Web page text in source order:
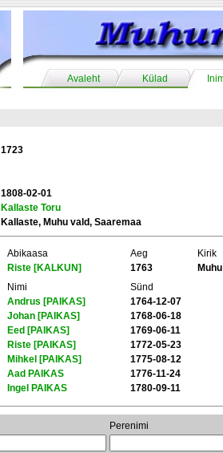
Avaleht Külad
1723
1808-02-01
Kallaste Toru
Kallaste, Muhu vald, Saaremaa
Abikaasa Aeg
Kirik
Riste [KALKUN]
1763
Muhu
Nimi
Sünd
Andrus [PAIKAS]
1764-12-07
Johan [PAIKAS]
1768-06-18
Eed [PAIKAS]
1769-06-11
Riste [PAIKAS]
1772-05-23
Mihkel [PAIKAS]
1775-08-12
Aad PAIKAS
1776-11-24
Ingel PAIKAS
1780-09-11
Perenimi